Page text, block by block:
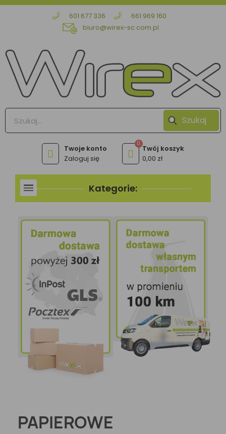
601 677 336
661 969 160
biuro@wirex-sc.com.pl
Szukaj
Zaloguj się 0,00 zł
Kategorie:
PAPIEROWE